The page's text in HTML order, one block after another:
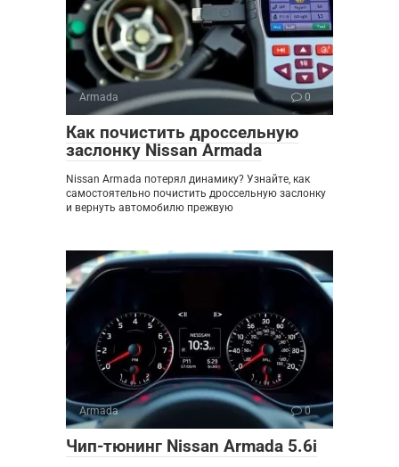
Armada 0
Как почистить дроссельную
заслонку Nissan Armada
Nissan Armada потерял динамику? Узнайте, как
самостоятельно почистить дроссельную заслонку
и вернуть автомобилю прежвую
Armada 0
Чип-тюнинг Nissan Armada 5.6i